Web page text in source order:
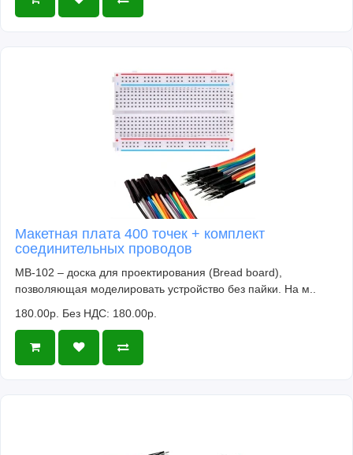
Макетная плата 400 точек + комплект
соединительных проводов
MB-102 – доска для проектирования (Bread board),
позволяющая моделировать устройство без пайки. На м..
180.00р. Без НДС: 180.00р.